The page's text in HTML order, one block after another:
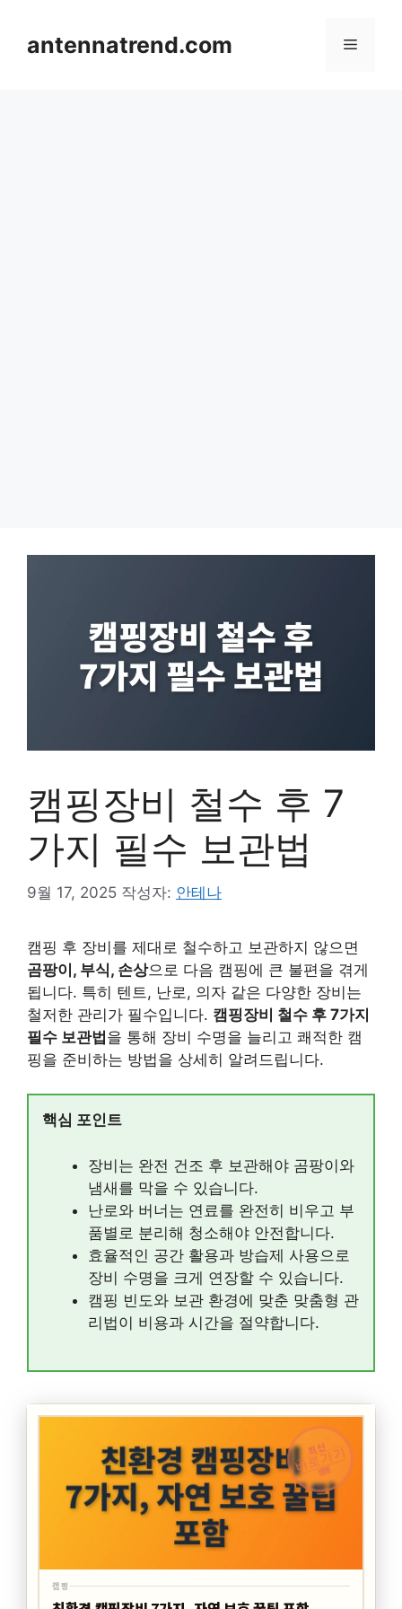
antennatrend.com 메
캠핑장비 철수 후 7
가지 필수 보관법
9월 17, 2025 작성자: 안테나
캠핑 후 장비를 제대로 철수하고 보관하지 않으면
곰팡이, 부식, 손상으로 다음 캠핑에 큰 불편을 겪게
됩니다. 특히 텐트, 난로, 의자 같은 다양한 장비는
철저한 관리가 필수입니다. 캠핑장비 철수 후 7가지
필수 보관법을 통해 장비 수명을 늘리고 쾌적한 캠
핑을 준비하는 방법을 상세히 알려드립니다.
핵심 포인트
장비는 완전 건조 후 보관해야 곰팡이와
냄새를 막을 수 있습니다.
난로와 버너는 연료를 완전히 비우고 부
품별로 분리해 청소해야 안전합니다.
효율적인 공간 활용과 방습제 사용으로
장비 수명을 크게 연장할 수 있습니다.
캠핑 빈도와 보관 환경에 맞춘 맞춤형 관
리법이 비용과 시간을 절약합니다.
최신
바로가기
캠핑
캠핑